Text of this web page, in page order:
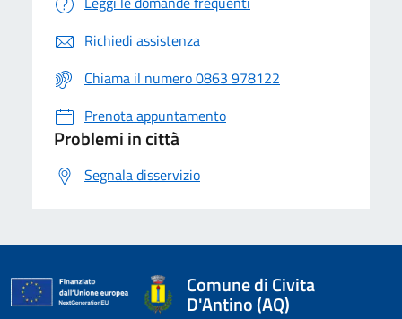
Richiedi assistenza
Chiama il numero 0863 978122
Prenota appuntamento
Problemi in città
Segnala disservizio
Comune di Civita
D'Antino (AQ)